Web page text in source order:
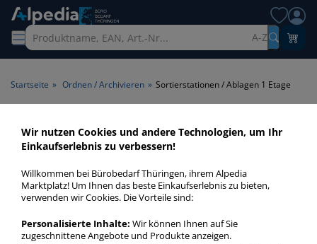
A-Z
Startseite » Ordnen / Archivieren » Sortierstationen / Ablagen 1 Etage
Sortierstationen / Ablagen 1
Etage > Etagen 1 Etage
Sortierstationen / Ablagen 1 Etage in bester Qualität zum
günstigen Preis. Finden Sie schnell Sortierstationen /
Wir nutzen Cookies und andere Technologien, um Ihr
Einkaufserlebnis zu verbessern!
Willkommen bei Bürobedarf Thüringen, ihrem Alpedia
Marktplatz! Um Ihnen das beste Einkaufserlebnis zu bieten,
verwenden wir Cookies. Die Vorteile sind:
Personalisierte Inhalte: Wir können Ihnen auf Sie
zugeschnittene Angebote und Produkte anzeigen.